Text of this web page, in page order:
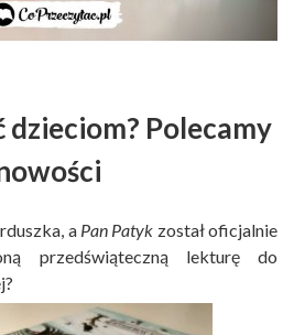
dzieciom? Polecamy
a Pan Patyk został oficjalnie
przedświąteczną lekturę do